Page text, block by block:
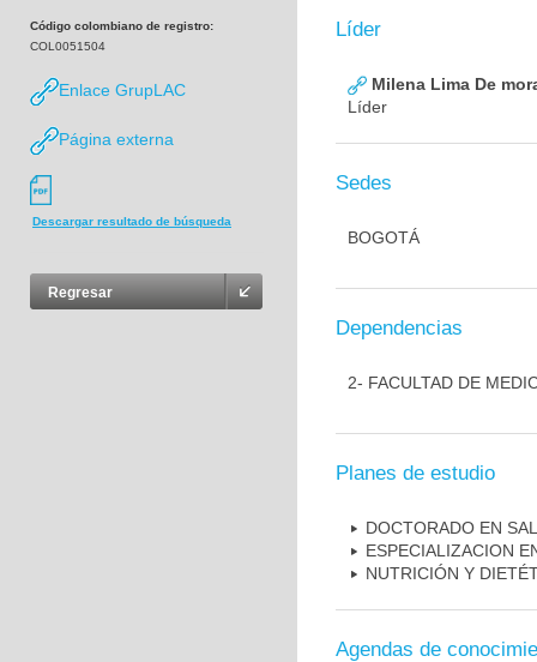
Código colombiano de registro:
COL0051504
Enlace GrupLAC
Página externa
Descargar resultado de búsqueda
Regresar
Líder
Milena Lima De
Líder
Sedes
BOGOTÁ
Dependencias
2- FACULTAD DE
Planes de estudio
DOCTORADO EN
ESPECIALIZACION
NUTRICIÓN Y
Agendas de